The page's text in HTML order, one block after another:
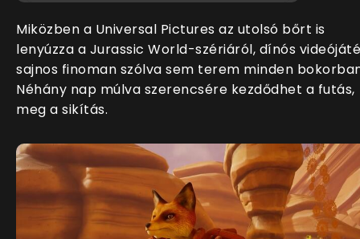
Miközben a Universal Pictures az utolsó bőrt is
lenyúzza a Jurassic World-szériáról, dínós
sajnos finoman szólva sem terem minden
Néhány nap múlva szerencsére kezdődhet a futás,
meg a sikítás.